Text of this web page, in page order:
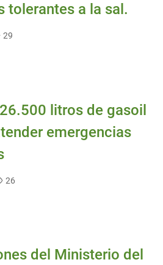
tolerantes a la sal.
29
litros de gasoil
emergencias
26
del Ministerio del